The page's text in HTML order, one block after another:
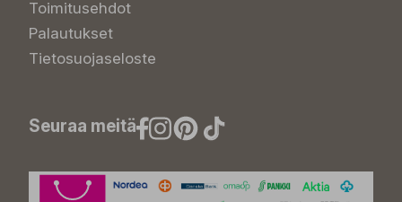
Toimitusehdot
Palautukset
Tietosuojaseloste
Seuraa meitä